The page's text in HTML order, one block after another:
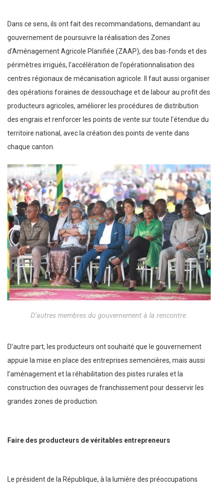
Dans ce sens, ils ont fait des recommandations, demandant au
gouvernement de poursuivre la réalisation des Zones
d’Aménagement Agricole Planifiée (ZAAP), des bas-fonds et des
périmètres irrigués, l’accélération de l’opérationnalisation des
centres régionaux de mécanisation agricole. Il faut aussi organiser
des opérations foraines de dessouchage et de labour au profit des
producteurs agricoles, améliorer les procédures de distribution
des engrais et renforcer les points de vente sur toute l’étendue du
territoire national, avec la création des points de vente dans
chaque canton.
D’autres membres du gouvernement à la rencontre.
D’autre part, les producteurs ont souhaité que le gouvernement
appuie la mise en place des entreprises semencières, mais aussi
l’aménagement et la réhabilitation des pistes rurales et la
construction des ouvrages de franchissement pour desservir les
grandes zones de production.
Faire des producteurs de véritables entrepreneurs
Le président de la République, à la lumière des préoccupations